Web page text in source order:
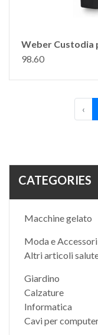
CATEGORIES
Macchine gelato
Moda e Accessori
Altri articoli
Giardino
Calzature
Informatica
Cavi per
Weber Custodia
98.60
‹